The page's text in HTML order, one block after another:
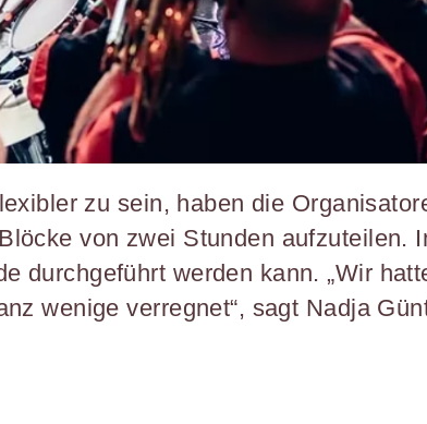
zu sein, haben die
von zwei Stunden aufzuteilen.
durchgeführt werden kann. „Wir
wenige verregnet“, sagt Nadja